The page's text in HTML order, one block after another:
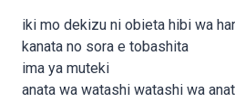
iki mo dekizu ni obieta hibi wa
kanata no sora e tobashita
ima ya muteki
anata wa watashi watashi wa